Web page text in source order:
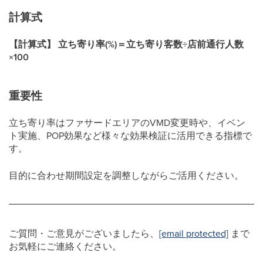
計算式
【計算式】 立ち寄り率(%)＝立ち寄り客数÷店前通行人数
×100
重要性
立ち寄り率はファサードエリアのVMD変更時や、イベン
ト実施、POP効果など様々な効果検証に活用できる指標で
す。
目的に合わせ期間設定を調整しながらご活用ください。
ご質問・ご意見がございましたら、 [email protected] まで
お気軽にご連絡ください。